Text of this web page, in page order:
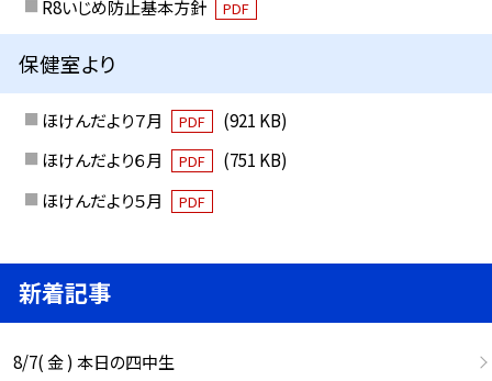
R8いじめ防止基本方針 PDF
保健室より
ほけんだより７月 PDF
(921 KB)
ほけんだより６月
PDF
(751 KB)
ほけんだより５月
PDF
新着記事
8/7( 金 ) 本日の四中生